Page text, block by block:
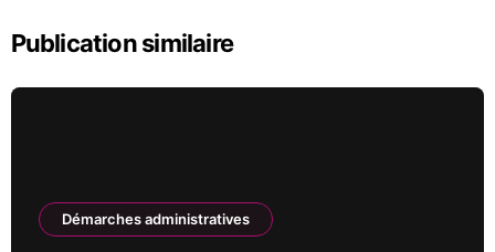
Publication similaire
Démarches administratives